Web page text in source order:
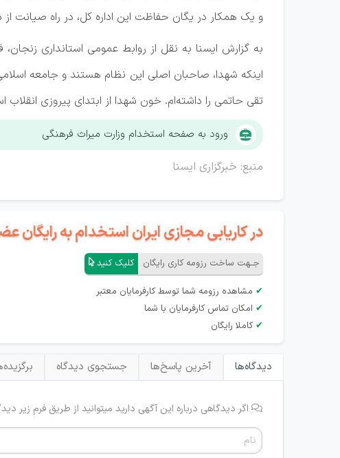
و یک همکار در یگان حفاظت این اداره‌ کل، در راه صیانت
به گزارش ایسنا به نقل از روابط‌ عمومی استانداری
اینکه شهدا، صاحبان اصلی این نظام هستند و جامعه
تقی حاتمی را داشته‌ام. خون شهدا از ابتدای پیروزی
ورود به صفحه استخدام وزارت میراث فرهنگی
منبع: خبرگزاری ایسنا
در کاریابی مجازی ایران استخدام به رایگان
جـهت ساخت رزومه کاری رایگان کلیک کنید
✔ مشاهده رزومه شما توسط کارفرمایان معتبر
✔ امکان تماس کارفرمایان با شما
✔ کاملا رایگان
دیدگاه‌ها آخرین پاسخ‌ها جستجوی دیدگاه
اگر دیدگاهی درباره این آگهی دارید میتوانید از طریق فرم زیر